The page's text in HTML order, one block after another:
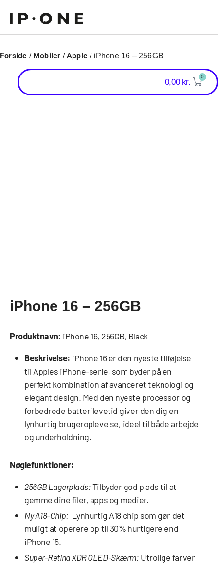
Forside / Mobiler /Apple / iPhone 16 – 256GB
0,00 kr.
0
iPhone 16 – 256GB
Produktnavn: iPhone 16, 256GB, Black
Beskrivelse: iPhone 16 er den nyeste tilføjelse
til Apples iPhone-serie, som byder på en
perfekt kombination af avanceret teknologi og
elegant design. Med den nyeste processor og
forbedrede batterilevetid giver den dig en
lynhurtig brugeroplevelse, ideel til både arbejde
og underholdning.
Nøglefunktioner:
256GB Lagerplads:Tilbyder god plads til at
gemme dine filer, apps og medier.
Ny A18-Chip: Lynhurtig A18 chip som gør det
muligt at operere op til 30% hurtigere end
iPhone 15.
Super-Retina XDR OLED-Skærm: Utrolige farver